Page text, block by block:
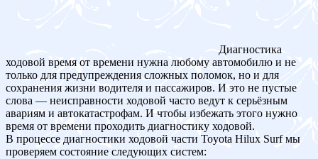
Диагностика
ходовой время от времени нужна любому автомобилю и не
только для предупреждения сложных поломок, но и для
сохранения жизни водителя и пассажиров. И это не пустые
слова — неисправности ходовой часто ведут к серьёзным
авариям и автокатастрофам. И чтобы избежать этого нужно
время от времени проходить диагностику ходовой.
В процессе диагностики ходовой части Toyota Hilux Surf мы
проверяем состояние следующих систем: